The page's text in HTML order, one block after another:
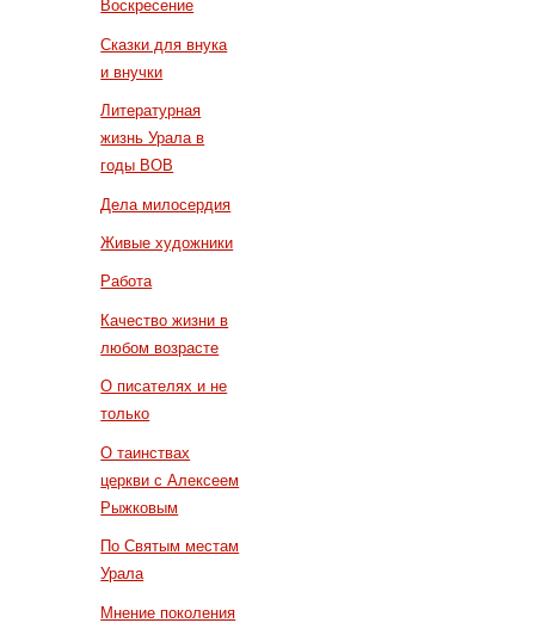
Воскресение
Сказки для внука
и внучки
Литературная
жизнь Урала в
годы ВОВ
Дела милосердия
Живые художники
Работа
Качество жизни в
любом возрасте
О писателях и не
только
О таинствах
церкви с Алексеем
Рыжковым
По Святым местам
Урала
Мнение поколения